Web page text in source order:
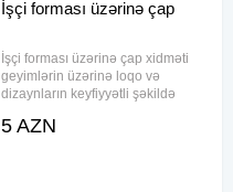
İşçi forması üzərinə çap
İşçi forması üzərinə çap xidməti
geyimlərin üzərinə loqo və
dizaynların keyfiyyətli şəkildə
tekstil məhsulları üzərində çap
5 AZN